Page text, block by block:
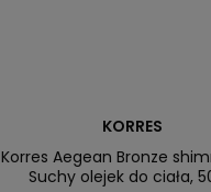
KORRES
Korres Aegean Bronze
Suchy olejek do ciała,